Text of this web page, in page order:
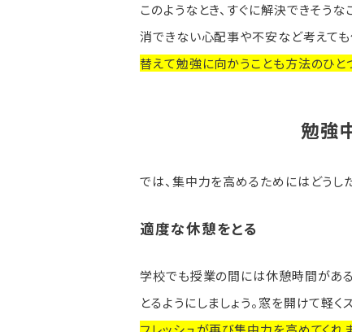
このようなとき、すぐに解決できそう
消できない心配事や不安など考えて
替えて勉強に向かうことも方法のひと
勉強
では、集中力を高めるためにはどうし
適度な休憩をとる
学校でも授業の間には休憩時間があ
とるようにしましょう。窓を開けて軽